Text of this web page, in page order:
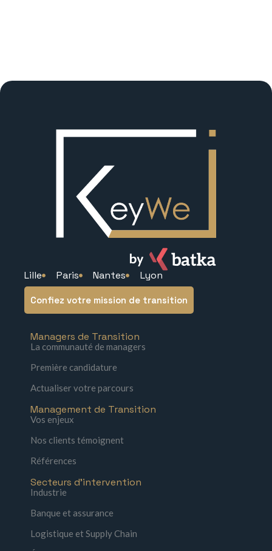
Lille Paris Nantes Lyon
Confiez votre mission de transition
Managers de Transition
La communauté de managers
Première candidature
Actualiser votre parcours
Management de Transition
Vos enjeux
Nos clients témoignent
Références
Secteurs d'intervention
Industrie
Banque et assurance
Logistique et Supply Chain